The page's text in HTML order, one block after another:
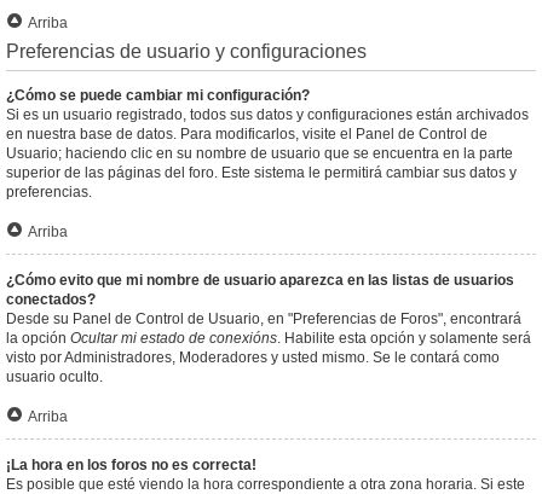
Arriba
Preferencias de usuario y configuraciones
¿Cómo se puede cambiar mi configuración?
Si es un usuario registrado, todos sus datos y configuraciones están archivados
en nuestra base de datos. Para modificarlos, visite el Panel de Control de
Usuario; haciendo clic en su nombre de usuario que se encuentra en la parte
superior de las páginas del foro. Este sistema le permitirá cambiar sus datos y
preferencias.
Arriba
¿Cómo evito que mi nombre de usuario aparezca en las listas de usuarios
conectados?
Desde su Panel de Control de Usuario, en "Preferencias de Foros", encontrará
la opción Ocultar mi estado de conexións. Habilite esta opción y solamente será
visto por Administradores, Moderadores y usted mismo. Se le contará como
usuario oculto.
Arriba
¡La hora en los foros no es correcta!
Es posible que esté viendo la hora correspondiente a otra zona horaria. Si este